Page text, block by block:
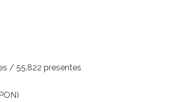
/ 55.822 presentes